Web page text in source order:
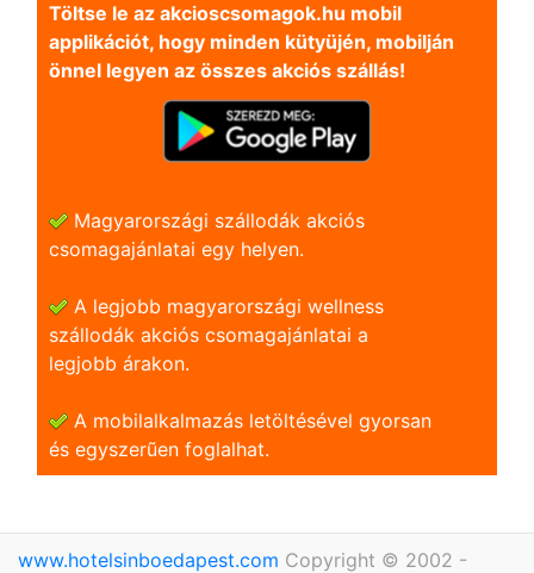
Töltse le az akcioscsomagok.hu mobil
applikációt, hogy minden kütyüjén, mobilján
önnel legyen az összes akciós szállás!
Magyarországi szállodák akciós
csomagajánlatai egy helyen.
A legjobb magyarországi wellness
szállodák akciós csomagajánlatai a
legjobb árakon.
A mobilalkalmazás letöltésével gyorsan
és egyszerũen foglalhat.
www.hotelsinboedapest.com Copyright © 2002 -